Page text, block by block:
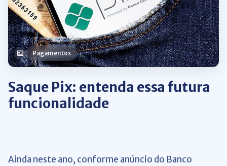
Pagamentos
Saque Pix: entenda essa futura
funcionalidade
Ainda neste ano, conforme anúncio do Banco